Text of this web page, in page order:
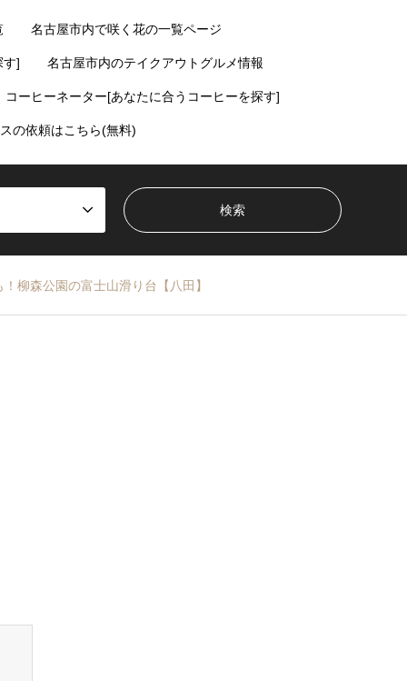
名古屋市内で咲く花の一覧ページ
す] 名古屋市内のテイクアウトグルメ情報
コーヒーネーター[あなたに合うコーヒーを探す]
の依頼はこちら(無料)
柳森公園の富士山滑り台【八田】